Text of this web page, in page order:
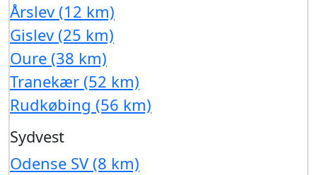
Årslev (12 km)
Gislev (25 km)
Oure (38 km)
Tranekær (52 km)
Rudkøbing (56 km)
Sydvest
Odense SV (8 km)